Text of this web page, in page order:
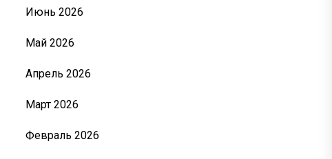
Июнь 2026
Май 2026
Апрель 2026
Март 2026
Февраль 2026